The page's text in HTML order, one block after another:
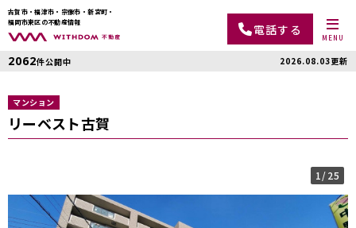
古賀市・福津市・宗像市・新宮町・
福岡市東区の不動産情報
電話する
MENU
2062件公開中 2026.08.03更新
マンション
リーベスト古賀
1/25